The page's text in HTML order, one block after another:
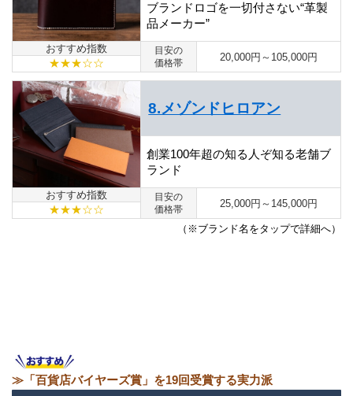
ブランドロゴを一切付さない“革製
品メーカー”
おすすめ指数
目安の
価格帯
20,000円～105,000円
★★★☆☆
8.メゾンドヒロアン
創業100年超の知る人ぞ知る老舗ブ
ランド
おすすめ指数
目安の
価格帯
25,000円～145,000円
★★★☆☆
（※ブランド名をタップで詳細へ）
≫「百貨店バイヤーズ賞」を19回受賞する実力派